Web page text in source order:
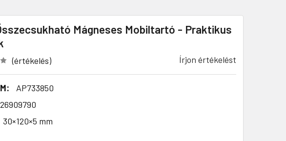
Mágneses Mobiltartó - Praktikus
(értékelés) Írjon értékelést
AP733850
30×120×5 mm